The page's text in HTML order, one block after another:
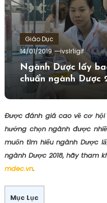
Giáo Dục
14/01/2019
ivslr1igif
Ngành Dược lấy
chuẩn ngành Dược
Được đánh giá cao về cơ
hướng chọn ngành được
muốn tìm hiểu ngành Dược
ngành Dược 2018, hãy tham
mdec.vn.
Mục Lục